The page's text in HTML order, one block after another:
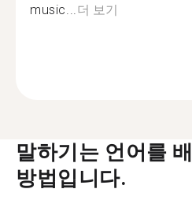
music... 더 보기
말하기는 언어를
방법입니다.